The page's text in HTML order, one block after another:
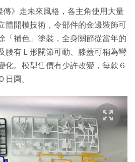
》走未來風格，各主角使用大量
體開模技術，令部件的金邊裝飾可
「補色」塗裝，全身關節從當年的
腰有Ｌ形關節可動、膝蓋可稍為彎
化。模型售價有少許改變，每款６
日圓。